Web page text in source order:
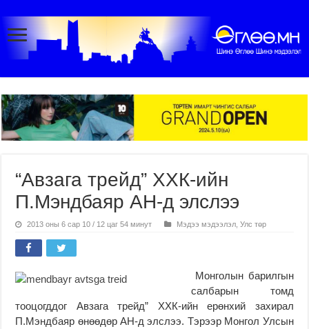
“Авзага трейд” ХХК-ийн
П.Мэндбаяр АН-д элслээ
2013 оны 6 сар 10 / 12 цаг 54 минут Мэдээ мэдээлэл ,Улс төр
Монголын барилгын
салбарын томд
тооцогддог Авзага трейд” ХХК-ийн ерөнхий захирал
П.Мэндбаяр өнөөдөр АН-д элслээ. Тэрээр Монгол Улсын